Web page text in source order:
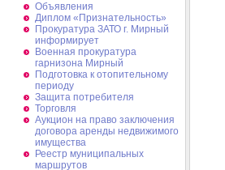
Объявления
Диплом «Признательность»
Прокуратура ЗАТО г. Мирный
информирует
Военная прокуратура
гарнизона Мирный
Подготовка к отопительному
периоду
Защита потребителя
Торговля
Аукцион на право заключения
договора аренды недвижимого
имущества
Реестр муниципальных
маршрутов